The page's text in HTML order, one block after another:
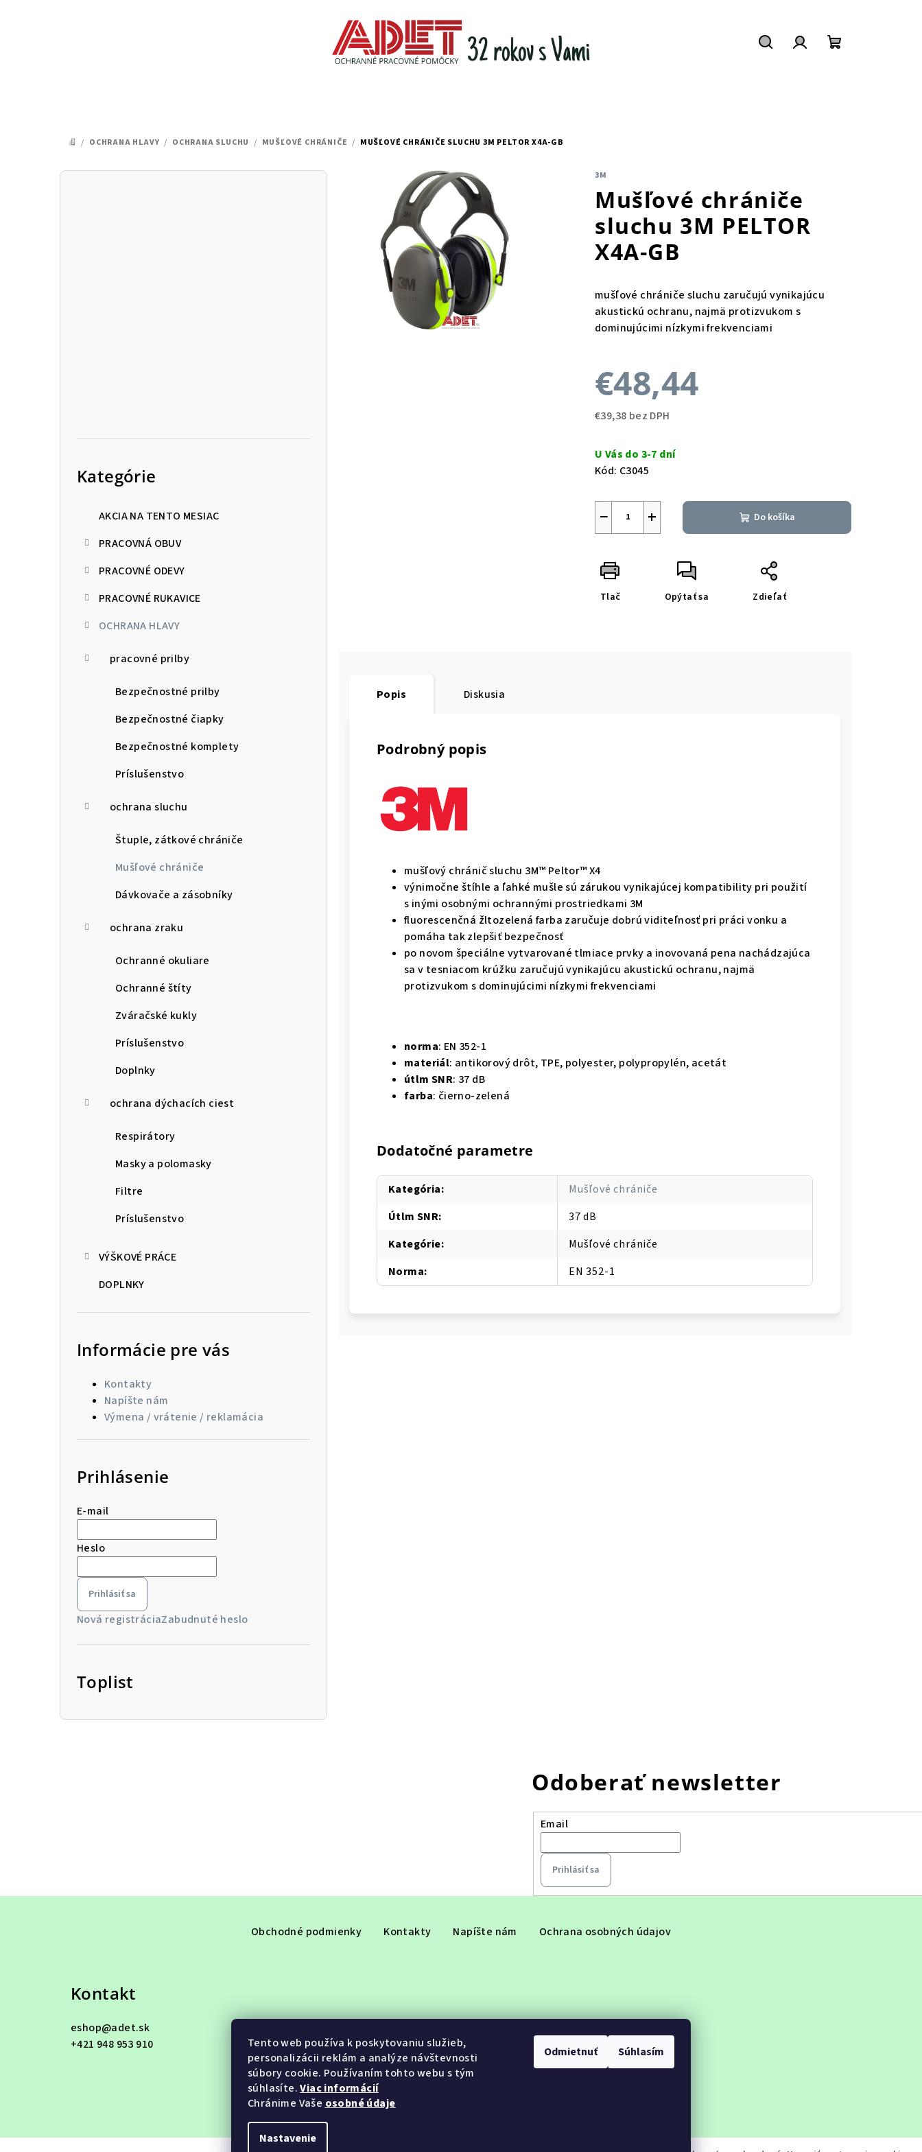
Tento web používa k poskytovaniu služieb,
personalizácii reklám a analýze návštevnosti
súbory cookie. Používaním tohto webu s tým
súhlasíte.Viac informácií
Chránime Vaše osobné údaje
Nastavenie
Odmietnuť Súhlasím
DOMOV
/ OCHRANA HLAVY / OCHRANA SLUCHU / MUŠĽOVÉ CHRÁNIČE / MUŠĽOVÉ CHRÁNIČE SLUCHU 3M PELTOR X4A-GB
B
Kategórie
AKCIA NA TENTO MESIAC
PRACOVNÁ OBUV
PRACOVNÉ ODEVY
PRACOVNÉ RUKAVICE
OCHRANA HLAVY
pracovné prilby
Bezpečnostné prilby
Bezpečnostné čiapky
Bezpečnostné komplety
Príslušenstvo
ochrana sluchu
Štuple, zátkové chrániče
Mušľové chrániče
Dávkovače a zásobníky
ochrana zraku
Ochranné okuliare
Ochranné štíty
Zváračské kukly
Príslušenstvo
Doplnky
ochrana dýchacích ciest
Respirátory
Masky a polomasky
Filtre
Príslušenstvo
VÝŠKOVÉ PRÁCE
DOPLNKY
Informácie pre vás
Kontakty
Napíšte nám
Výmena / vrátenie / reklamácia
Prihlásenie
E-mail
Heslo
Prihlásiť sa
Nová registráciaZabudnuté heslo
Toplist
3M
Mušľové chrániče
sluchu 3M PELTOR
X4A-GB
mušľové chrániče sluchu zaručujú vynikajúcu
akustickú ochranu, najmä protizvukom s
dominujúcimi nízkymi frekvenciami
€48,44
€39,38 bez DPH
cena:
U Vás do 3-7 dní
Kód: C3045
+
− Do košíka
Tlač Opýtať sa Zdieľať
Popis Diskusia
Podrobný popis
mušľový chránič sluchu 3M™ Peltor™ X4
výnimočne štíhle a ľahké mušle sú zárukou vynikajúcej kompatibility pri použití
s inými osobnými ochrannými prostriedkami 3M
fluorescenčná žltozelená farba zaručuje dobrú viditeľnosť pri práci vonku a
pomáha tak zlepšiť bezpečnosť
po novom špeciálne vytvarované tlmiace prvky a inovovaná pena nachádzajúca
sa v tesniacom krúžku zaručujú vynikajúcu akustickú ochranu, najmä
protizvukom s dominujúcimi nízkymi frekvenciami
norma: EN 352-1
materiál: antikorový drôt, TPE, polyester, polypropylén, acetát
útlm SNR: 37 dB
farba: čierno-zelená
Dodatočné parametre
Kategória:
Mušľové chrániče
Útlm SNR:
37 dB
Kategórie:
Mušľové chrániče
Norma: EN 352-1
Odoberať newsletter
Email
Prihlásiť sa
Obchodné podmienky Kontakty Napíšte nám Ochrana osobných údajov
Kontakt
eshop@adet.sk
+421 948 953 910